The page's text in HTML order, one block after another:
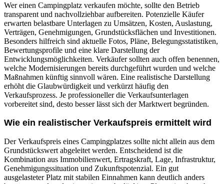
Wer einen Campingplatz verkaufen möchte, sollte den Betrieb
transparent und nachvollziehbar aufbereiten. Potenzielle Käufer
erwarten belastbare Unterlagen zu Umsätzen, Kosten, Auslastung,
Verträgen, Genehmigungen, Grundstücksflächen und Investitionen.
Besonders hilfreich sind aktuelle Fotos, Pläne, Belegungsstatistiken,
Bewertungsprofile und eine klare Darstellung der
Entwicklungsmöglichkeiten. Verkäufer sollten auch offen benennen,
welche Modernisierungen bereits durchgeführt wurden und welche
Maßnahmen künftig sinnvoll wären. Eine realistische Darstellung
erhöht die Glaubwürdigkeit und verkürzt häufig den
Verkaufsprozess. Je professioneller die Verkaufsunterlagen
vorbereitet sind, desto besser lässt sich der Marktwert begründen.
Wie ein realistischer Verkaufspreis ermittelt wird
Der Verkaufspreis eines Campingplatzes sollte nicht allein aus dem
Grundstückswert abgeleitet werden. Entscheidend ist die
Kombination aus Immobilienwert, Ertragskraft, Lage, Infrastruktur,
Genehmigungssituation und Zukunftspotenzial. Ein gut
ausgelasteter Platz mit stabilen Einnahmen kann deutlich anders